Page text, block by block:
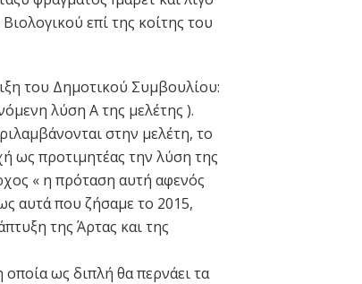
επί της κοίτης του
του Δημοτικού Συμβουλίου:
λύση Α της μελέτης ).
στην μελέτη, το
ως προτιμητέας την λύση της
« η πρόταση αυτή αφενός
αυτά που ζήσαμε το 2015,
της Άρτας και της
ως διπλή θα περνάει τα